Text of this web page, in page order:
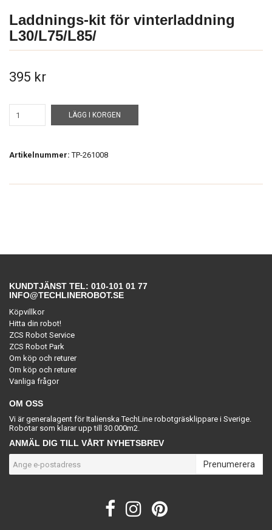
Laddnings-kit för vinterladdning
L30/L75/L85/
395 kr
LÄGG I KORGEN
Artikelnummer: TP-261008
KUNDTJÄNST TEL: 010-101 01 77
INFO@TECHLINEROBOT.SE
Köpvillkor
Hitta din robot!
ZCS Robot Service
ZCS Robot Park
Om köp och returer
Om köp och returer
Vanliga frågor
OM OSS
Vi är generalagent för Italienska TechLine robotgräsklippare i Sverige.
Robotar som klarar upp till 30.000m2.
ANMÄL DIG TILL VÅRT NYHETSBREV
Prenumerera